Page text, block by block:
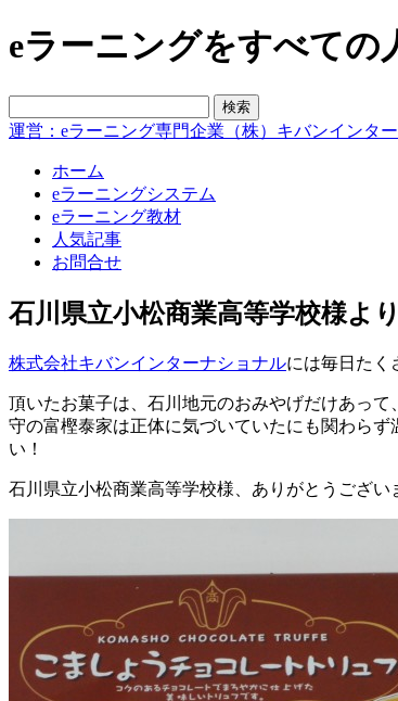
eラーニングをすべての
運営：eラーニング専門企業（株）キバンインタ
ホーム
eラーニングシステム
eラーニング教材
人気記事
お問合せ
石川県立小松商業高等学校様よ
株式会社キバンインターナショナルには毎日たく
頂いたお菓子は、石川地元のおみやげだけあって
守の富樫泰家は正体に気づいていたにも関わら
い！
石川県立小松商業高等学校様、ありがとうござい